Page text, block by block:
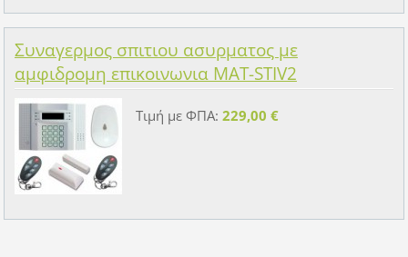
Συναγερμος σπιτιου ασυρματος με
αμφιδρομη επικοινωνια MAT-STIV2
Τιμή με ΦΠΑ: 229,00 €